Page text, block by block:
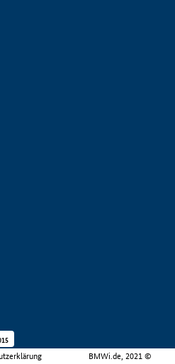
BMWi.de, 2021 ©